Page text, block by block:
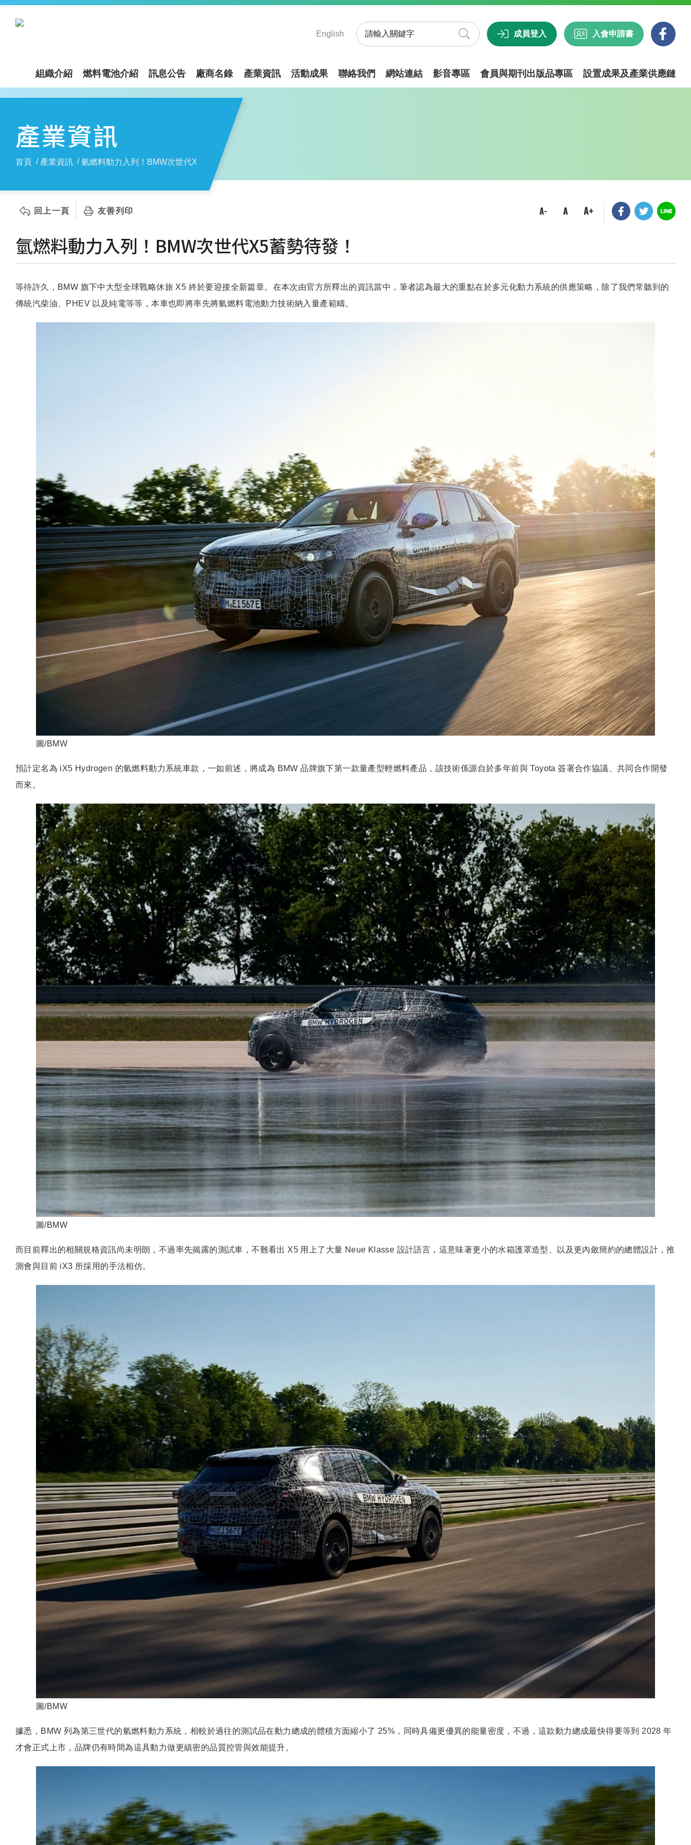
English 成員登入 入會申請書
組織介紹 燃料電池介紹 訊息公告 廠商名錄 產業資訊 活動成果 聯絡我們 網站連結 影音專區 會員與期刊出版品專區 設置成果及產業供應鏈
產業資訊
首頁 產業資訊 氫燃料動力入列！BMW次世代X5蓄勢待發！
回上一頁 友善列印
氫燃料動力入列！BMW次世代X5蓄勢待發！
等待許久，BMW 旗下中大型全球戰略休旅 X5 終於要迎接全新篇章。在本次由官方所釋出的資訊當中，筆者認為最大的重點在於多元化動力系統的供應策略，除了我們常聽到的
傳統汽柴油、PHEV 以及純電等等，本車也即將率先將氫燃料電池動力技術納入量產範疇。
圖/BMW
預計定名為 iX5 Hydrogen 的氫燃料動力系統車款，一如前述，將成為 BMW 品牌旗下第一款量產型輕燃料產品，該技術係源自於多年前與 Toyota 簽署合作協議、共同合作開發
而來。
圖/BMW
而目前釋出的相關規格資訊尚未明朗，不過率先揭露的測試車，不難看出 X5 用上了大量 Neue Klasse 設計語言，這意味著更小的水箱護罩造型、以及更內斂簡約的總體設計，推
測會與目前 iX3 所採用的手法相仿。
圖/BMW
據悉，BMW 列為第三世代的氫燃料動力系統，相較於過往的測試品在動力總成的體積方面縮小了 25%，同時具備更優異的能量密度，不過，這款動力總成最快得要等到 2028 年
才會正式上市，品牌仍有時間為這具動力做更縝密的品質控管與效能提升。